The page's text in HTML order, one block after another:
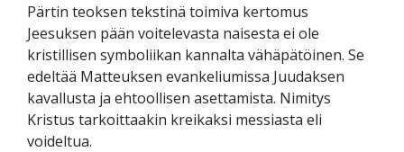
Pärtin teoksen tekstinä toimiva kertomus
Jeesuksen pään voitelevasta naisesta ei ole
kristillisen symboliikan kannalta vähäpätöinen. Se
edeltää Matteuksen evankeliumissa Juudaksen
kavallusta ja ehtoollisen asettamista. Nimitys
Kristus tarkoittaakin kreikaksi messiasta eli
voideltua.